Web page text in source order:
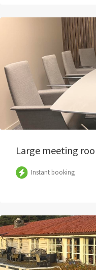
Large meeting
Instant booking